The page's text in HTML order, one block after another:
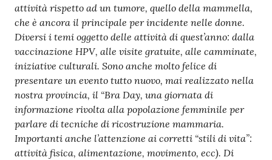
attività rispetto ad un tumore, quello della mammella,
che è ancora il principale per incidente nelle donne.
Diversi i temi oggetto delle attività di quest’anno: dalla
vaccinazione HPV, alle visite gratuite, alle camminate,
iniziative culturali. Sono anche molto felice di
presentare un evento tutto nuovo, mai realizzato nella
nostra provincia, il “Bra Day, una giornata di
informazione rivolta alla popolazione femminile per
parlare di tecniche di ricostruzione mammaria.
Importanti anche l’attenzione ai corretti “stili di vita”:
attività fisica, alimentazione, movimento, ecc). Di